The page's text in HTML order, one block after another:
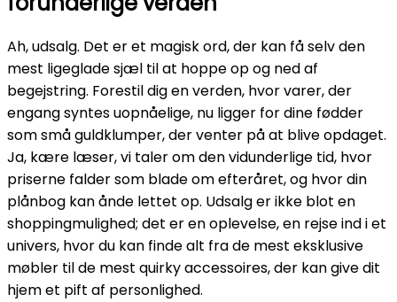
Ah, udsalg. Det er et magisk ord, der kan få selv den
mest ligeglade sjæl til at hoppe op og ned af
begejstring. Forestil dig en verden, hvor varer, der
engang syntes uopnåelige, nu ligger for dine fødder
som små guldklumper, der venter på at blive opdaget.
Ja, kære læser, vi taler om den vidunderlige tid, hvor
priserne falder som blade om efteråret, og hvor din
plånbog kan ånde lettet op. Udsalg er ikke blot en
shoppingmulighed; det er en oplevelse, en rejse ind i et
univers, hvor du kan finde alt fra de mest eksklusive
møbler til de mest quirky accessoires, der kan give dit
hjem et pift af personlighed.